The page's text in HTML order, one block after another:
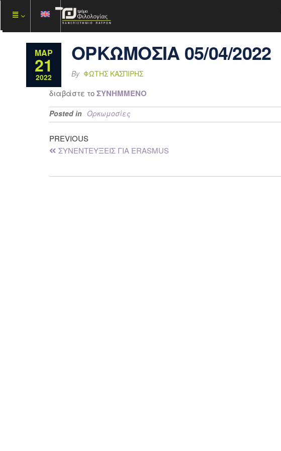
ΜΑΡ
21
2022
ΟΡΚΩΜΟΣΙΑ 05/04/2022
By ΦΏΤΗΣ ΚΑΣΠΊΡΗΣ
διαβάστε τοΣΥΝΗΜΜΕΝΟ
Posted in Ορκωμοσίες
PREVIOUS
ΣΥΝΕΝΤΕΥΞΕΙΣ ΓΙΑ ERASMUS